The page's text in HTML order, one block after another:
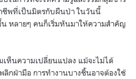
ชีพที่เป็นมิตรกับผืนป่า ในวันนี้
หลายๆ คนก็เริ่มหันมาให้ความสำคัญ
เห็นความเปลี่ยนแปลง แม้จะไม่ได้
ลิกฝ่ามือ การทำงานบางชิ้นอาจต้องใช้